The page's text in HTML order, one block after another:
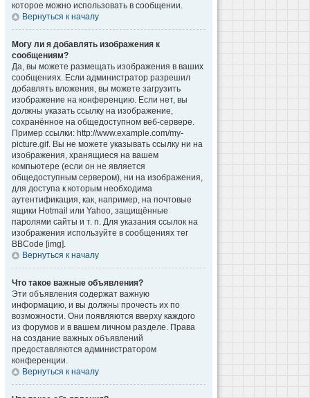
которое можно использовать в сообщении.
Вернуться к началу
Могу ли я добавлять изображения к
сообщениям?
Да, вы можете размещать изображения в ваших
сообщениях. Если администратор разрешил
добавлять вложения, вы можете загрузить
изображение на конференцию. Если нет, вы
должны указать ссылку на изображение,
сохранённое на общедоступном веб-сервере.
Пример ссылки: http://www.example.com/my-
picture.gif. Вы не можете указывать ссылку ни на
изображения, хранящиеся на вашем
компьютере (если он не является
общедоступным сервером), ни на изображения,
для доступа к которым необходима
аутентификация, как, например, на почтовые
ящики Hotmail или Yahoo, защищённые
паролями сайты и т. п. Для указания ссылок на
изображения используйте в сообщениях тег
BBCode [img].
Вернуться к началу
Что такое важные объявления?
Эти объявления содержат важную
информацию, и вы должны прочесть их по
возможности. Они появляются вверху каждого
из форумов и в вашем личном разделе. Права
на создание важных объявлений
предоставляются администратором
конференции.
Вернуться к началу